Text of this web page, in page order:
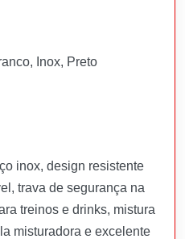
Inox, Preto
inox, design resistente
trava de segurança na
treinos e drinks, mistura
misturadora e excelente